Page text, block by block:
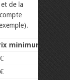
de la
minimum